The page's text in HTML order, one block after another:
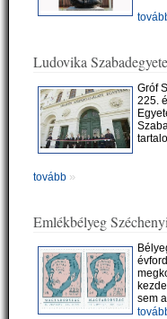
Ludovika
Gróf
225.
tovább »
Emlékbélyeg
sem